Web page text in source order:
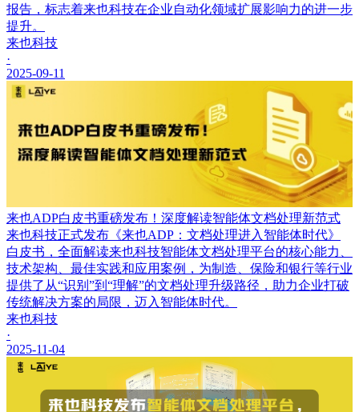
报告，标志着来也科技在企业自动化领域扩展影响力的进一步
提升。
来也科技
·
2025-09-11
来也ADP白皮书重磅发布！深度解读智能体文档处理新范式
来也科技正式发布《来也ADP：文档处理进入智能体时代》
白皮书，全面解读来也科技智能体文档处理平台的核心能力、
技术架构、最佳实践和应用案例，为制造、保险和银行等行业
提供了从“识别”到“理解”的文档处理升级路径，助力企业打破
传统解决方案的局限，迈入智能体时代。
来也科技
·
2025-11-04